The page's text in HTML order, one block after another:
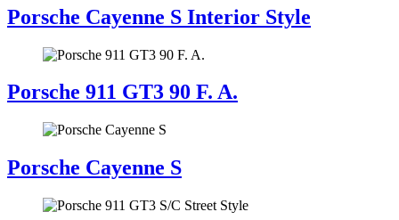
Porsche Cayenne S Interior Style
Porsche 911 GT3 90 F. A.
Porsche Cayenne S